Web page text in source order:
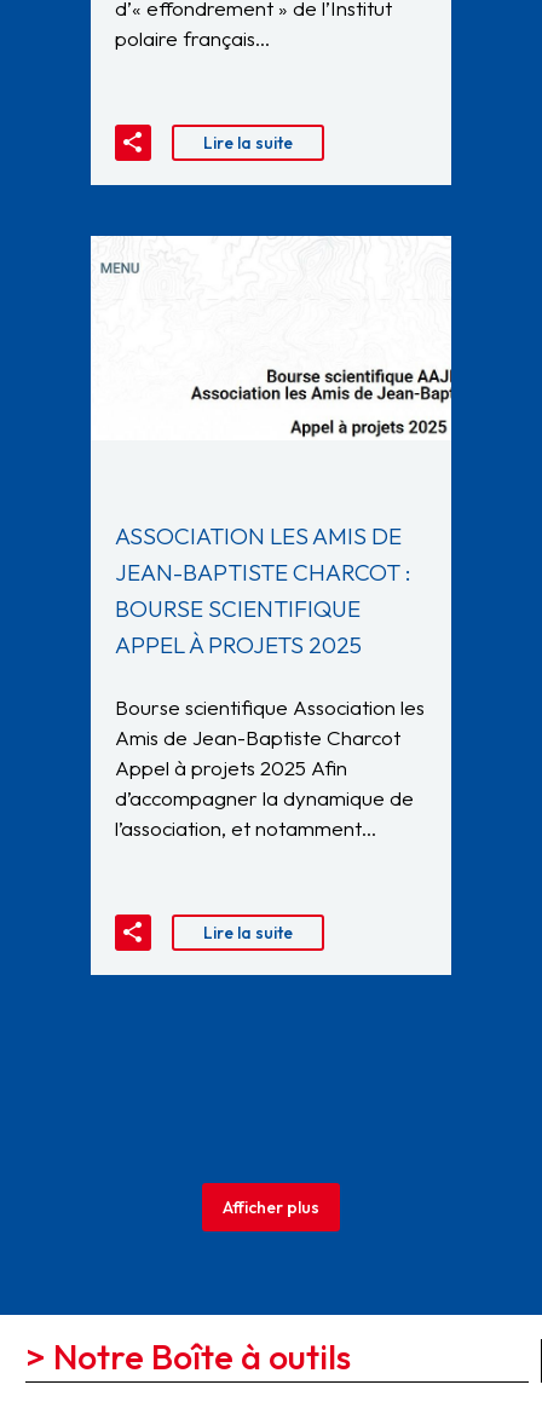
d’« effondrement » de l’Institut
polaire français…
Lire la suite
ASSOCIATION LES AMIS DE
JEAN-BAPTISTE CHARCOT :
BOURSE SCIENTIFIQUE
APPEL À PROJETS 2025
Bourse scientifique Association les
Amis de Jean-Baptiste Charcot
Appel à projets 2025 Afin
d’accompagner la dynamique de
l’association, et notamment…
Lire la suite
Afficher plus
> Notre Boîte à outils